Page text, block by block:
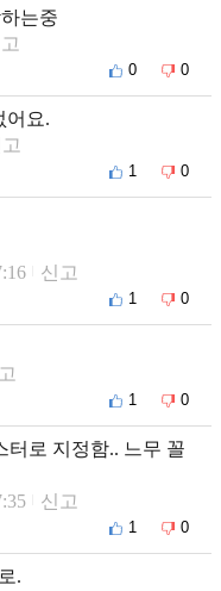
는중
0 0
어요.
1 0
신고
1 0
1 0
터로 지정함.. 느무 꼴
신고
1 0
.